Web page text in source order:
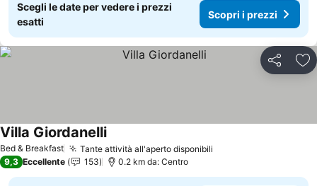
Scegli le date per vedere i prezzi
esatti
Scopri i prezzi
Condividi
Bed & Breakfast Tante attività all'aperto disponibili
Villa GiordanelliScopri i prezzi
9,3 Eccellente 153 0.2 km da: Centro